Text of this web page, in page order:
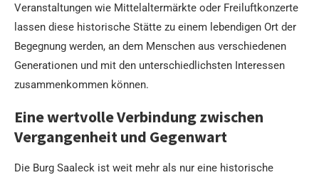
Veranstaltungen wie Mittelaltermärkte oder Freiluftkonzerte
lassen diese historische Stätte zu einem lebendigen Ort der
Begegnung werden, an dem Menschen aus verschiedenen
Generationen und mit den unterschiedlichsten Interessen
zusammenkommen können.
Eine wertvolle Verbindung zwischen
Vergangenheit und Gegenwart
Die Burg Saaleck ist weit mehr als nur eine historische